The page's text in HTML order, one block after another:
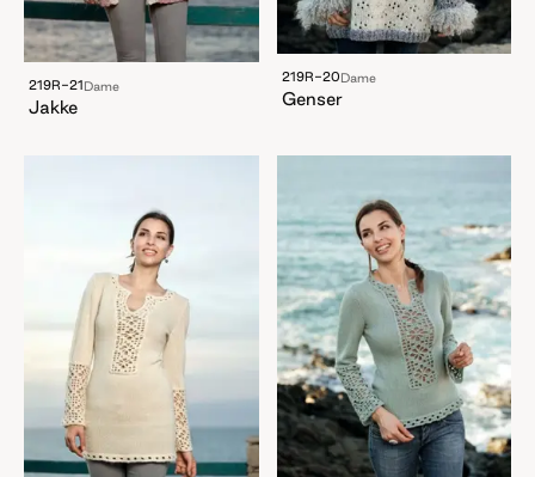
219R-21 Dame
Jakke
219R-20 Dame
Genser